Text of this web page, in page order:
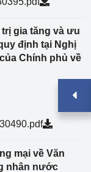
gia tăng và ưu
định tại Nghị
Chính phủ về
mại về Văn
nhân nước